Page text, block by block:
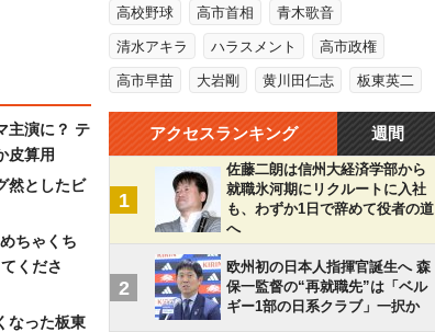
主演に？ テ
皮算用
然としたビ
ちゃくち
くださ
なった板東
高校野球 高市首相 青木歌音
清水アキラ ハラスメント 高市政権
高市早苗 大岩剛 黄川田仁志 板東英二
アクセスランキング 週間
1
佐藤二朗は信州大経済学部から
就職氷河期にリクルートに入社
も、わずか1日で辞めて役者の道
へ
2
欧州初の日本人指揮官誕生へ 森
保一監督の“再就職先”は「ベル
ギー1部の日系クラブ」一択か